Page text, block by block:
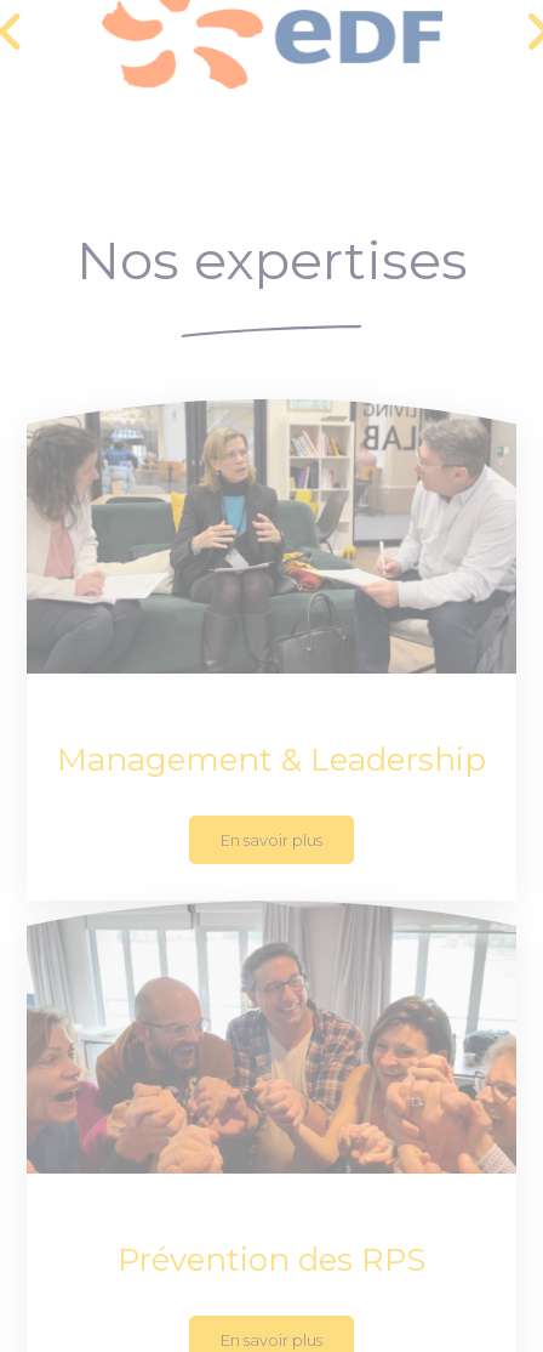
Nos expertises
Management & Leadership
En savoir plus
Prévention des RPS
En savoir plus